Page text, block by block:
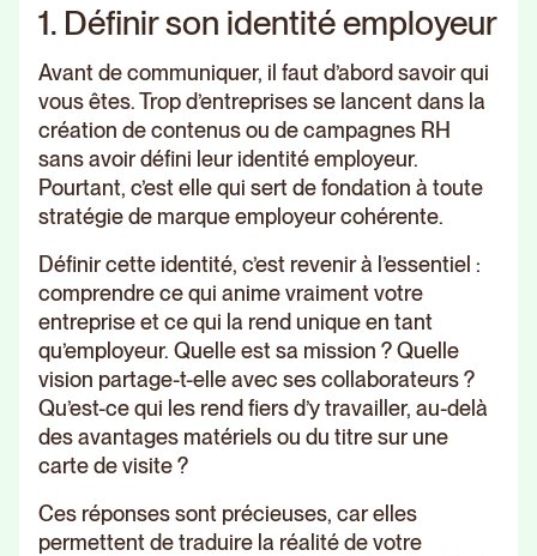
1. Définir son identité employeur
Avant de communiquer, il faut d’abord savoir qui
vous êtes. Trop d’entreprises se lancent dans la
création de contenus ou de campagnes RH
sans avoir défini leur identité employeur.
Pourtant, c’est elle qui sert de fondation à toute
stratégie de marque employeur cohérente.
Définir cette identité, c’est revenir à l’essentiel :
comprendre ce qui anime vraiment votre
entreprise et ce qui la rend unique en tant
qu’employeur. Quelle est sa mission ? Quelle
vision partage-t-elle avec ses collaborateurs ?
Qu’est-ce qui les rend fiers d’y travailler, au-delà
des avantages matériels ou du titre sur une
carte de visite ?
Ces réponses sont précieuses, car elles
permettent de traduire la réalité de votre